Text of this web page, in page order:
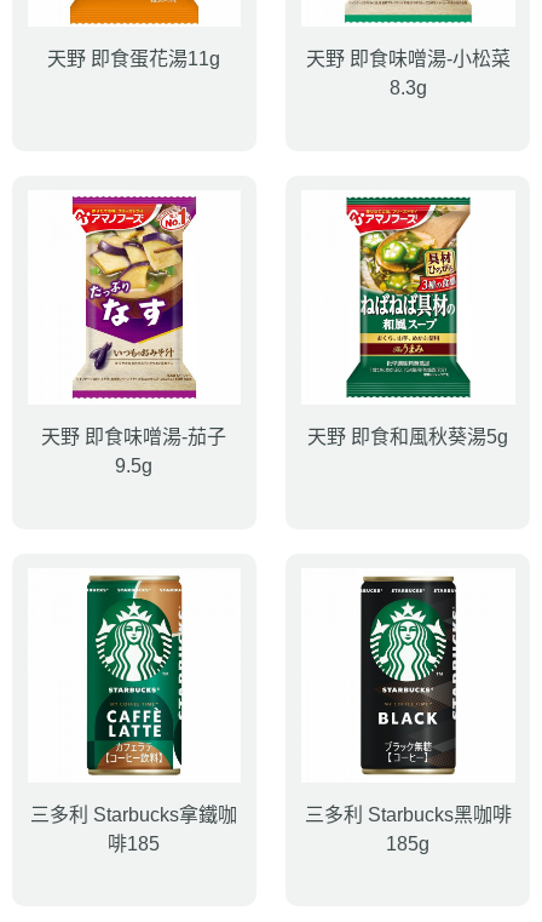
天野 即食蛋花湯11g
天野 即食味噌湯-小松菜
8.3g
天野 即食味噌湯-茄子
9.5g
天野 即食和風秋葵湯5g
三多利 Starbucks拿鐵咖
啡185
三多利 Starbucks黑咖啡
185g